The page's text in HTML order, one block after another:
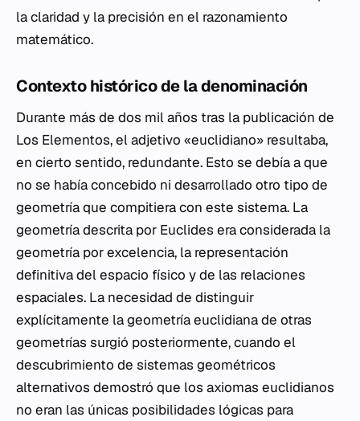
la claridad y la precisión en el razonamiento
matemático.
Contexto histórico de la denominación
Durante más de dos mil años tras la publicación de
Los Elementos, el adjetivo «euclidiano» resultaba,
en cierto sentido, redundante. Esto se debía a que
no se había concebido ni desarrollado otro tipo de
geometría que compitiera con este sistema. La
geometría descrita por Euclides era considerada la
geometría por excelencia, la representación
definitiva del espacio físico y de las relaciones
espaciales. La necesidad de distinguir
explícitamente la geometría euclidiana de otras
geometrías surgió posteriormente, cuando el
descubrimiento de sistemas geométricos
alternativos demostró que los axiomas euclidianos
no eran las únicas posibilidades lógicas para